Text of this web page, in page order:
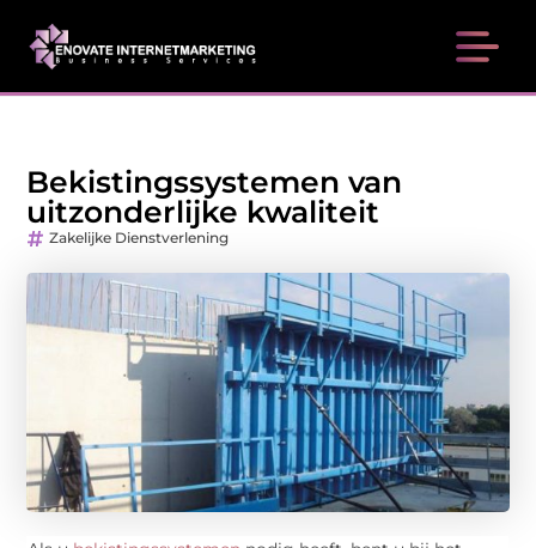
Bekistingssystemen van
uitzonderlijke kwaliteit
Zakelijke Dienstverlening